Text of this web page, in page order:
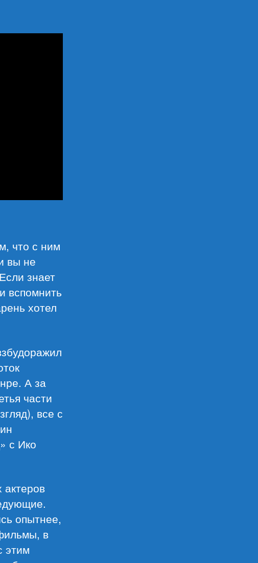
что с ним
вы не
знает
вспомнить
хотел
А за
части
все с
с Ико
опытнее,
в
этим